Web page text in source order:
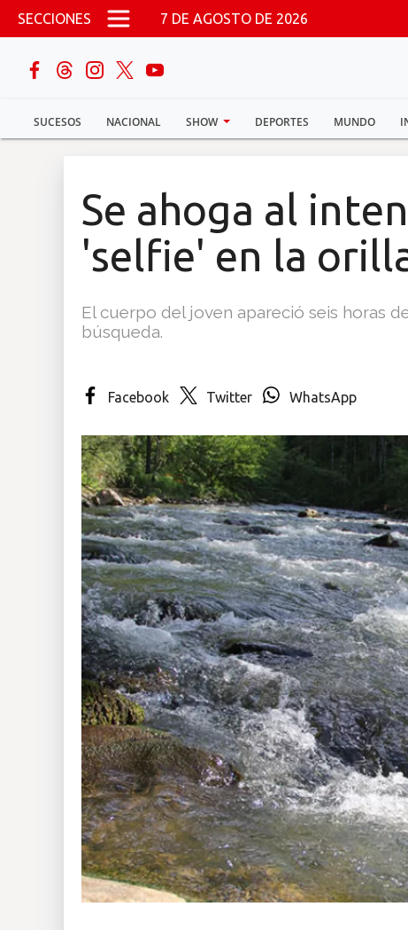
Pasar al contenido principal
SECCIONES 7 DE AGOSTO DE 2026
SUCESOS NACIONAL SHOW DEPORTES MUNDO
buscar
Sucesos
Multimedia
Se ahoga al
'selfie' en la
El cuerpo del joven apareció seis horas
búsqueda.
Facebook Twitter WhatsApp